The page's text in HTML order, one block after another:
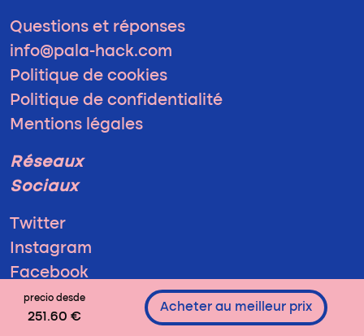
precio desde
251.60 €
Acheter au meilleur prix
Questions et réponses
info@pala-hack.com
Politique de cookies
Politique de confidentialité
Mentions légales
Réseaux
Sociaux
Twitter
Instagram
Facebook